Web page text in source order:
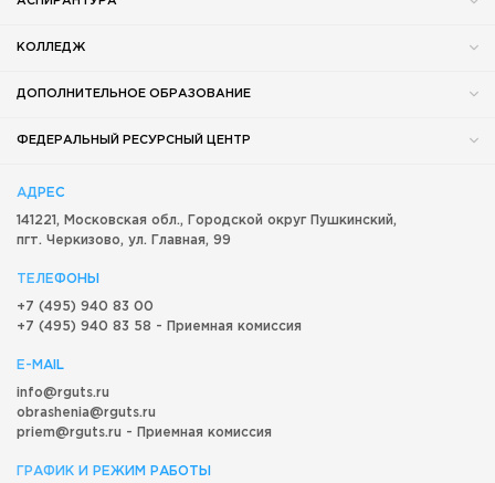
КОЛЛЕДЖ
ДОПОЛНИТЕЛЬНОЕ ОБРАЗОВАНИЕ
ФЕДЕРАЛЬНЫЙ РЕСУРСНЫЙ ЦЕНТР
АДРЕС
141221, Московская обл., Городской округ Пушкинский,
пгт. Черкизово, ул. Главная, 99
ТЕЛЕФОНЫ
+7 (495) 940 83 00
+7 (495) 940 83 58 - Приемная комиссия
E-MAIL
info@rguts.ru
obrashenia@rguts.ru
priem@rguts.ru - Приемная комиссия
ГРАФИК И РЕЖИМ РАБОТЫ